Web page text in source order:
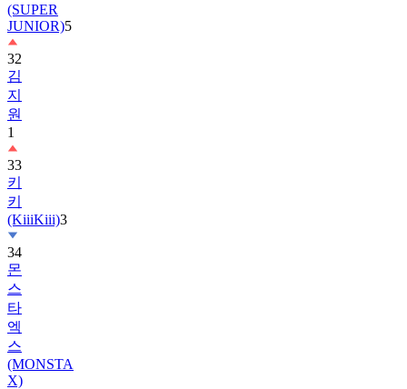
(SUPER
JUNIOR)5
32
김
지
원
1
33
키
키
(KiiiKiii)3
34
몬
스
타
엑
스
(MONSTA
X)